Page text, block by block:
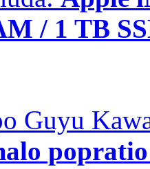
/ 1 TB
Guyu